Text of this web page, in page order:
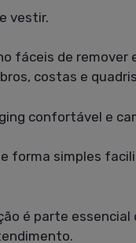
vestir.
fáceis de
costas e
confortável e
forma simples
é parte